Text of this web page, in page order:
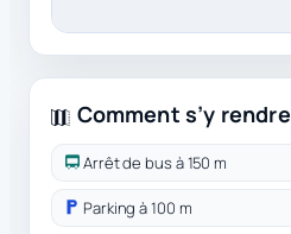
Comment s’y rendre
Arrêt de bus à 150 m
Parking à 100 m